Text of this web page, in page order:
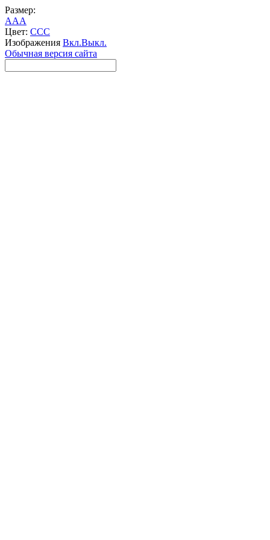
Размер:
AAA
Цвет: CCC
Изображения Вкл.Выкл.
Обычная версия сайта